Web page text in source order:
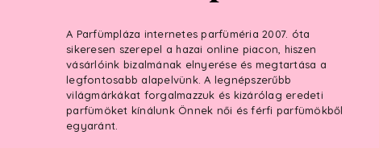
A Parfümpláza internetes parfüméria 2007. óta
sikeresen szerepel a hazai online piacon, hiszen
vásárlóink bizalmának elnyerése és megtartása a
legfontosabb alapelvünk. A legnépszerűbb
világmárkákat forgalmazzuk és kizárólag eredeti
parfümöket kínálunk Önnek női és férfi parfümökből
egyaránt.